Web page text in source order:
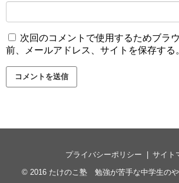
次回のコメントで使用するためブラ
前、メールアドレス、サイトを保存する
プライバシーポリシー
サイト
© 2016 たけのこ塾 勉強が苦手な中学生の